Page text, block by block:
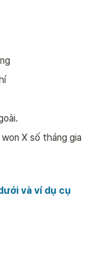
X số tháng gia
và ví dụ cụ